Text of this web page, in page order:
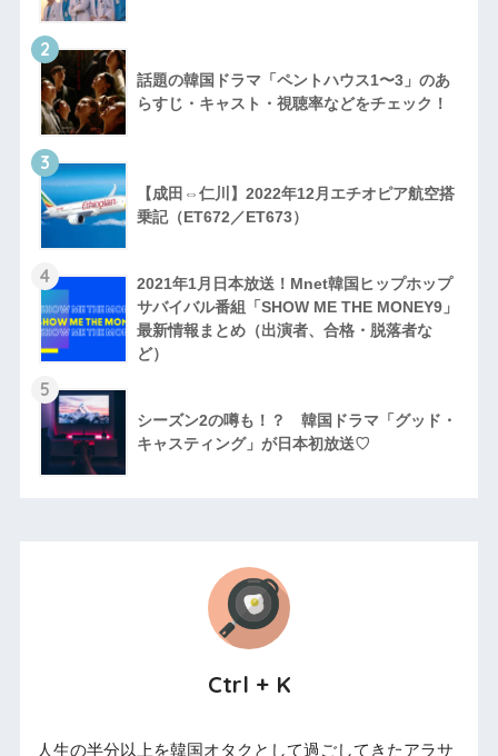
2
話題の韓国ドラマ「ペントハウス1〜3」のあ
らすじ・キャスト・視聴率などをチェック！
3
【成田⇔仁川】2022年12月エチオピア航空搭
乗記（ET672／ET673）
4
2021年1月日本放送！Mnet韓国ヒップホップ
サバイバル番組「SHOW ME THE MONEY9」
最新情報まとめ（出演者、合格・脱落者な
ど）
5
シーズン2の噂も！？ 韓国ドラマ「グッド・
キャスティング」が日本初放送♡
Ctrl + K
人生の半分以上を韓国オタクとして過ごしてきたアラサ